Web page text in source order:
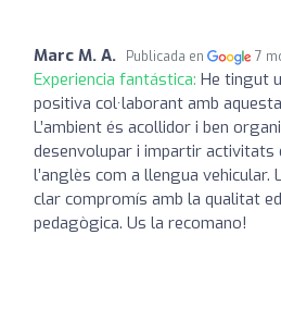
Marc M. A. Publicada en 7
Experiencia fantástica: He tingut
positiva col·laborant amb
L’ambient és acollidor i ben
desenvolupar i impartir
l’anglès com a llengua vehicular.
clar compromís amb la qualitat
pedagògica. Us la recomano!